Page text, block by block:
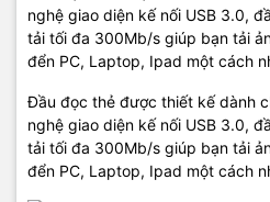
nghệ giao diện kế nối USB 3.0,
tải tối đa 300Mb/s giúp bạn tải
đển PC, Laptop, Ipad một cách
Đầu đọc thẻ được thiết kế dành
nghệ giao diện kế nối USB 3.0,
tải tối đa 300Mb/s giúp bạn tải
đển PC, Laptop, Ipad một cách